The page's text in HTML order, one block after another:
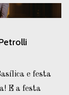
e festa
E a festa